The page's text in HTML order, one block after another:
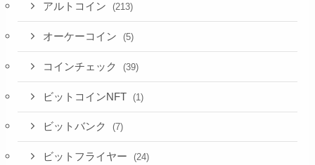
アルトコイン (213)
オーケーコイン (5)
コインチェック (39)
ビットコインNFT (1)
ビットバンク (7)
ビットフライヤー (24)